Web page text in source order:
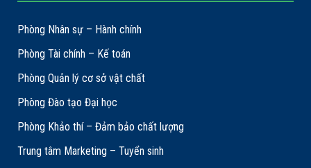
Phòng Nhân sự – Hành chính
Phòng Tài chính – Kế toán
Phòng Quản lý cơ sở vật chất
Phòng Đào tạo Đại học
Phòng Khảo thí – Đảm bảo chất lượng
Trung tâm Marketing – Tuyển sinh